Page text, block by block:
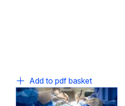
Add to pdf basket